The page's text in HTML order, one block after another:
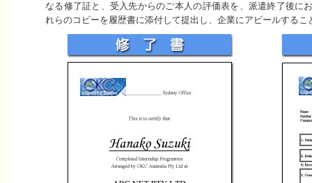
なる修了証と、受入先からのご本人の評価表を、派遣終了後に
れらのコピーを履歴書に添付して提出し、企業にアピールするこ